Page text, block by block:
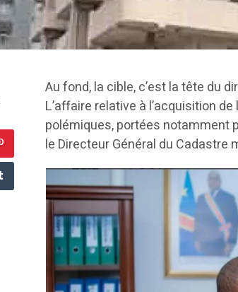
Au fond, la cible, c’est la tête du
L’affaire relative à l’acquisition
polémiques, portées notamment
le Directeur Général du Cadastre